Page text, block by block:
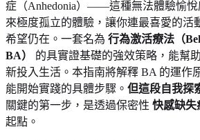
症（Anhedonia）——這種無法體驗愉悅
來極度孤立的體驗，讓你連最喜愛的活
希望仍在。一套名為 行為激活療法（
BA）
的具實證基礎的強效策略，能幫
新投入生活。本指南將解釋 BA 的運作
能開始實踐的具體步驟。 但這段自我探
關鍵的第一步，是透過保密性 快感缺失
起點。